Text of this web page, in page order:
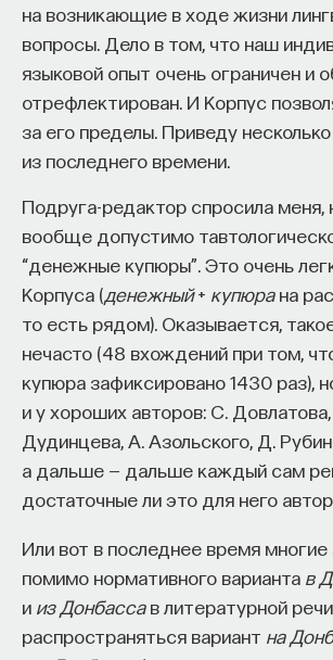
на возникающие в ходе жизни
вопросы. Дело в том, что наш
языковой опыт очень ограничен и
отрефлектирован. И Корпус
за его пределы. Приведу
из последнего времени.
Подруга-редактор спросила меня,
вообще допустимо
“денежные купюры”. Это очень
Корпуса (денежный+ купюрана
то есть рядом). Оказывается,
нечасто (48 вхождений при том,
купюра зафиксировано 1430 раз),
и у хороших авторов: С. Довлатова,
Дудинцева, А. Азольского, Д.
а дальше — дальше каждый сам
достаточные ли это для него
Или вот в последнее время многие
помимо нормативного варианта в
и из Донбассав литературной
распространяться вариант на
Никон Печерский, сподвижник
Печерского и духовник Феодосия
(это один из основателей Киево-
монастыря). Но это выводы,
не всегда вспоминают, — что и
событий, которые происходят до
развивался, и многие сведения,
сейчас принято рассматривать
появились очень поздно. Это, судя
легендарные рассказы, которые
«Повести временных лет».
Конечно, возникает целый ряд
создавали этот текст?», «С какой
«Почему одни события
не фиксировались?»
фиксируется, а поход на Каспий,
раньше, не фиксируется. И это
серьезный вопрос.
«Повесть временных лет» — это